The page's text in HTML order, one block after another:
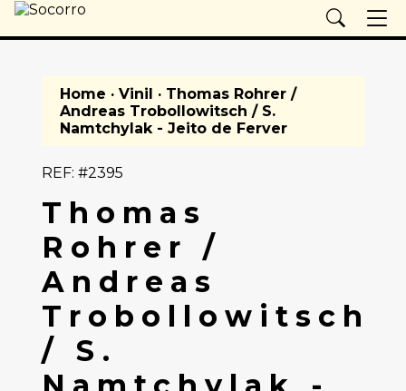
Home · Vinil · Thomas Rohrer /
Andreas Trobollowitsch / S.
Namtchylak - Jeito de Ferver
REF: #2395
Thomas
Rohrer /
Andreas
Trobollowitsch
/ S.